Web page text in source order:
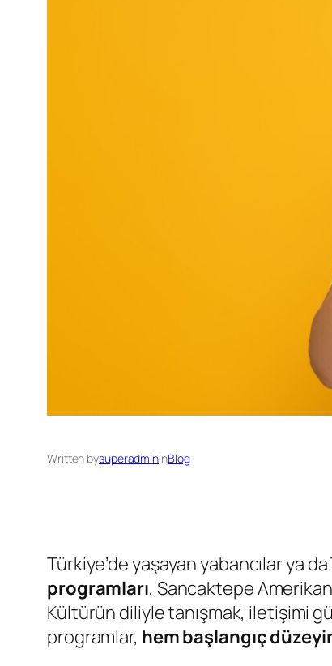
Written bysuperadmininBlog
Türkiye’de yaşayan yabancılar ya
programları, Sancaktepe
Kültürün diliyle tanışmak, iletişimi
programlar, hem başlangıç